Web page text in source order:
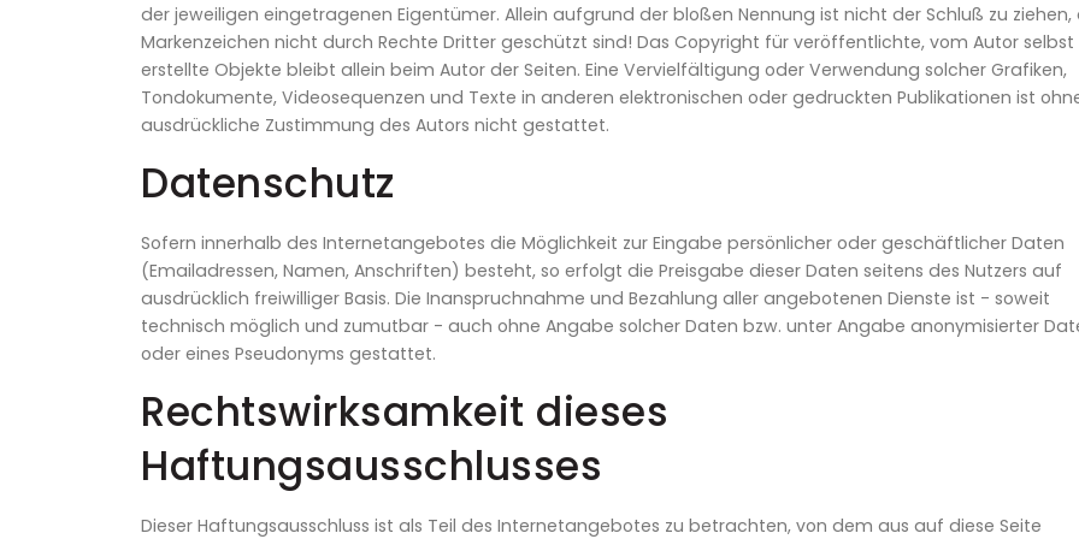
der jeweiligen eingetragenen Eigentümer. Allein aufgrund der bloßen Nennung ist nicht der Schluß zu ziehen,
Markenzeichen nicht durch Rechte Dritter geschützt sind! Das Copyright für veröffentlichte, vom Autor selbst
erstellte Objekte bleibt allein beim Autor der Seiten. Eine Vervielfältigung oder Verwendung solcher Grafiken,
Tondokumente, Videosequenzen und Texte in anderen elektronischen oder gedruckten Publikationen ist
ausdrückliche Zustimmung des Autors nicht gestattet.
Datenschutz
Sofern innerhalb des Internetangebotes die Möglichkeit zur Eingabe persönlicher oder geschäftlicher Daten
(Emailadressen, Namen, Anschriften) besteht, so erfolgt die Preisgabe dieser Daten seitens des Nutzers auf
ausdrücklich freiwilliger Basis. Die Inanspruchnahme und Bezahlung aller angebotenen Dienste ist - soweit
technisch möglich und zumutbar - auch ohne Angabe solcher Daten bzw. unter Angabe anonymisierter
oder eines Pseudonyms gestattet.
Rechtswirksamkeit dieses
Haftungsausschlusses
Dieser Haftungsausschluss ist als Teil des Internetangebotes zu betrachten, von dem aus auf diese Seite